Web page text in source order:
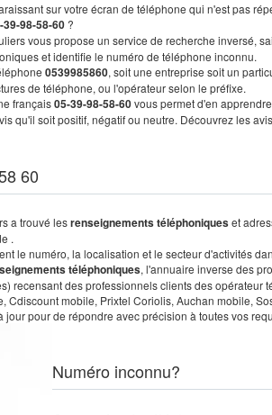
sur votre écran de téléphone qui n'est pas
39-98-58-60 ?
vous propose un service de recherche inversé,
et identifie le numéro de téléphone inconnu.
0539985860, soit une entreprise soit un
de téléphone, ou l'opérateur selon le préfixe.
français05-39-98-58-60vous permet d'en
qu'il soit positif, négatif ou neutre. Découvrez les
60
a trouvé lesrenseignements téléphoniqueset
.
le numéro, la localisation et le secteur d'activités
téléphoniques, l'annuaire inverse des
recensant des professionnels clients des opérateur
Cdiscount mobile, Prixtel Coriolis, Auchan mobile,
pour de répondre avec précision à toutes vos
Numéro inconnu?